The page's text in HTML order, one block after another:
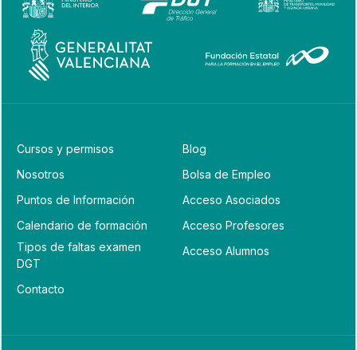
Cursos y permisos
Nosotros
Puntos de Información
Calendario de formación
Tipos de faltas examen
DGT
Contacto
Blog
Bolsa de Empleo
Acceso Asociados
Acceso Profesores
Acceso Alumnos